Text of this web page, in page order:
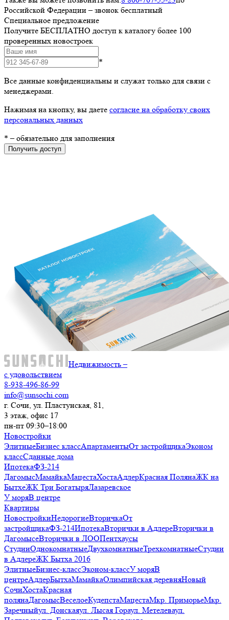
Российской Федерации – звонок бесплатный
Специальное предложение
Получите БЕСПЛАТНО доступ к каталогу более 100
проверенных новостроек
*
Все данные конфиденциальны и служат только для связи с
менеджерами.
Нажимая на кнопку, вы даете согласие на обработку своих
персональных данных
* – обязательно для заполнения
Получить доступ
Недвижимость –
с удовольствием
8-938-496-86-99
info@sunsochi.com
г. Сочи, ул. Пластунская, 81,
3 этаж, офис 17
пн-пт 09:30–18:00
Новостройки
ЭлитныеБизнес классАпартаментыОт застройщикаЭконом
классСданные дома
ИпотекаФЗ-214
ДагомысМамайкаМацестаХостаАдлерКрасная ПолянаЖК на
БытхеЖК Три БогатыряЛазаревское
У моряВ центре
Квартиры
НовостройкиНедорогиеВторичкаОт
застройщикаФЗ-214ИпотекаВторички в АдлереВторички в
ДагомысеВторички в ЛООПентхаусы
СтудииОднокомнатныеДвухкомнатныеТрехкомнатныеСтудии
в АдлереЖК Бытха 2016
ЭлитныеБизнес-классЭконом-классУ моряВ
центреАдлерБытхаМамайкаОлимпийская деревняНовый
СочиХостаКрасная
полянаДагомысВеселоеКудепстаМацестаМкр. ПриморьеМкр.
Заречныйул. Донскаяул. Лысая Гораул. Метелеваул.